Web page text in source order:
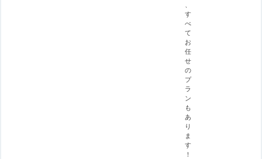
す
べ
て
お
任
せ
の
プ
ラ
ン
も
あ
り
ま
す
！